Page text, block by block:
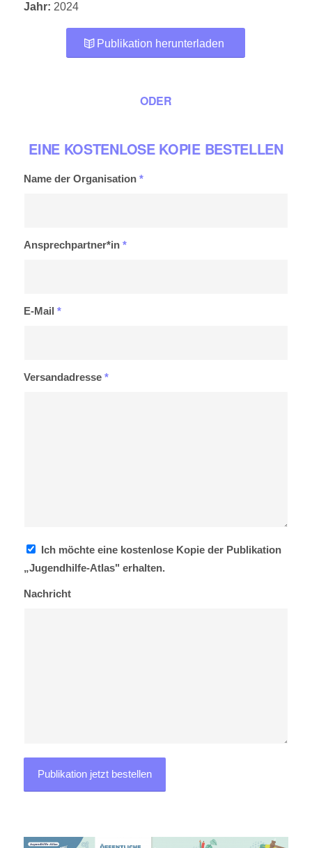
Jahr: 2024
Publikation herunterladen
ODER
EINE KOSTENLOSE KOPIE BESTELLEN
Name der Organisation *
Ansprechpartner*in *
E-Mail *
Versandadresse *
Ich möchte eine kostenlose Kopie der Publikation
„Jugendhilfe-Atlas" erhalten.
Nachricht